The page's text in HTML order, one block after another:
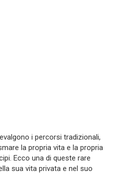
i percorsi tradizionali,
la propria vita e la propria
Ecco una di queste rare
sua vita privata e nel suo